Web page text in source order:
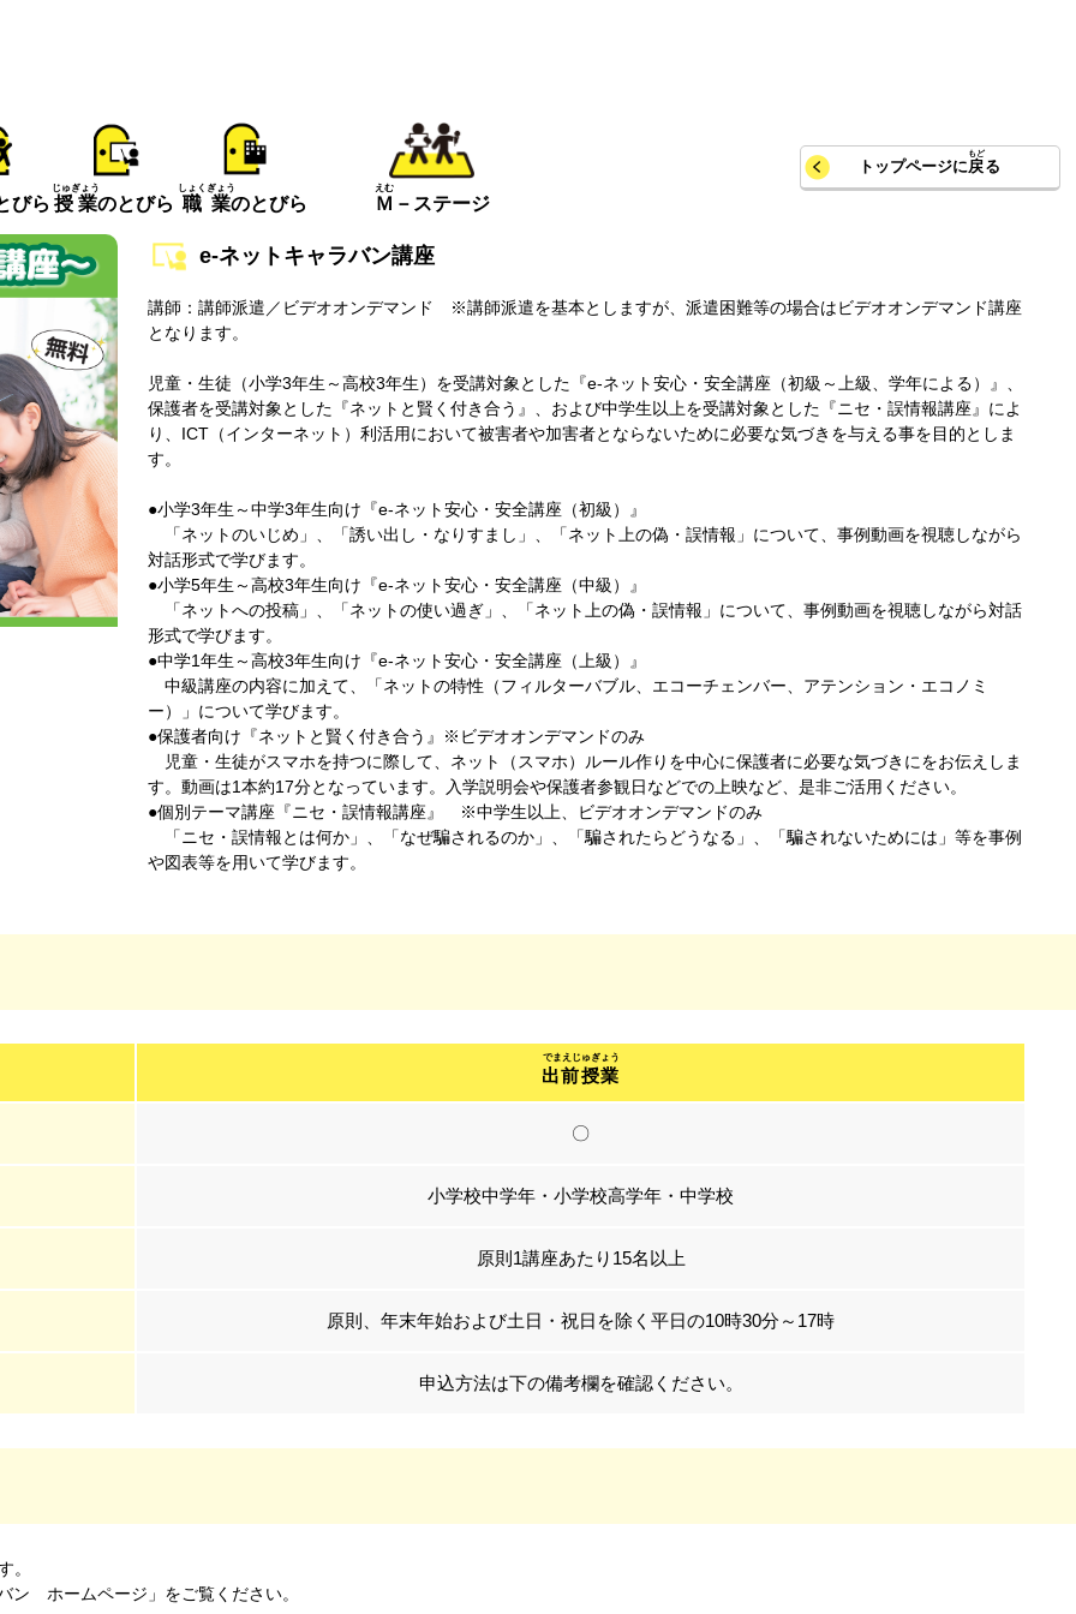
トップページに戻る
びら 授業
じゅぎょう
のとびら 職業
しょくぎょう
のとびら Ｍ
えむ
－ステージ
e-ネットキャラバン講座
講師：講師派遣／ビデオオンデマンド ※講師派遣を基本としますが、派遣困難等の場合はビデオオンデマンド講座
となります。
児童・生徒（小学3年生～高校3年生）を受講対象とした『e-ネット安心・安全講座（初級～上級、学年による）』、
保護者を受講対象とした『ネットと賢く付き合う』、および中学生以上を受講対象とした『ニセ・誤情報講座』によ
り、ICT（インターネット）利活用において被害者や加害者とならないために必要な気づきを与える事を目的としま
す。
●小学3年生～中学3年生向け『e-ネット安心・安全講座（初級）』
「ネットのいじめ」、「誘い出し・なりすまし」、「ネット上の偽・誤情報」について、事例動画を視聴しながら
対話形式で学びます。
●小学5年生～高校3年生向け『e-ネット安心・安全講座（中級）』
「ネットへの投稿」、「ネットの使い過ぎ」、「ネット上の偽・誤情報」について、事例動画を視聴しながら対話
形式で学びます。
●中学1年生～高校3年生向け『e-ネット安心・安全講座（上級）』
中級講座の内容に加えて、「ネットの特性（フィルターバブル、エコーチェンバー、アテンション・エコノミ
ー）」について学びます。
●保護者向け『ネットと賢く付き合う』※ビデオオンデマンドのみ
児童・生徒がスマホを持つに際して、ネット（スマホ）ルール作りを中心に保護者に必要な気づきにをお伝えしま
す。動画は1本約17分となっています。入学説明会や保護者参観日などでの上映など、是非ご活用ください。
●個別テーマ講座『ニセ・誤情報講座』 ※中学生以上、ビデオオンデマンドのみ
「ニセ・誤情報とは何か」、「なぜ騙されるのか」、「騙されたらどうなる」、「騙されないためには」等を事例
や図表等を用いて学びます。
出前授業
〇
小学校中学年・小学校高学年・中学校
原則1講座あたり15名以上
原則、年末年始および土日・祝日を除く平日の10時30分～17時
申込方法は下の備考欄を確認ください。
。
ン ホームページ」をご覧ください。